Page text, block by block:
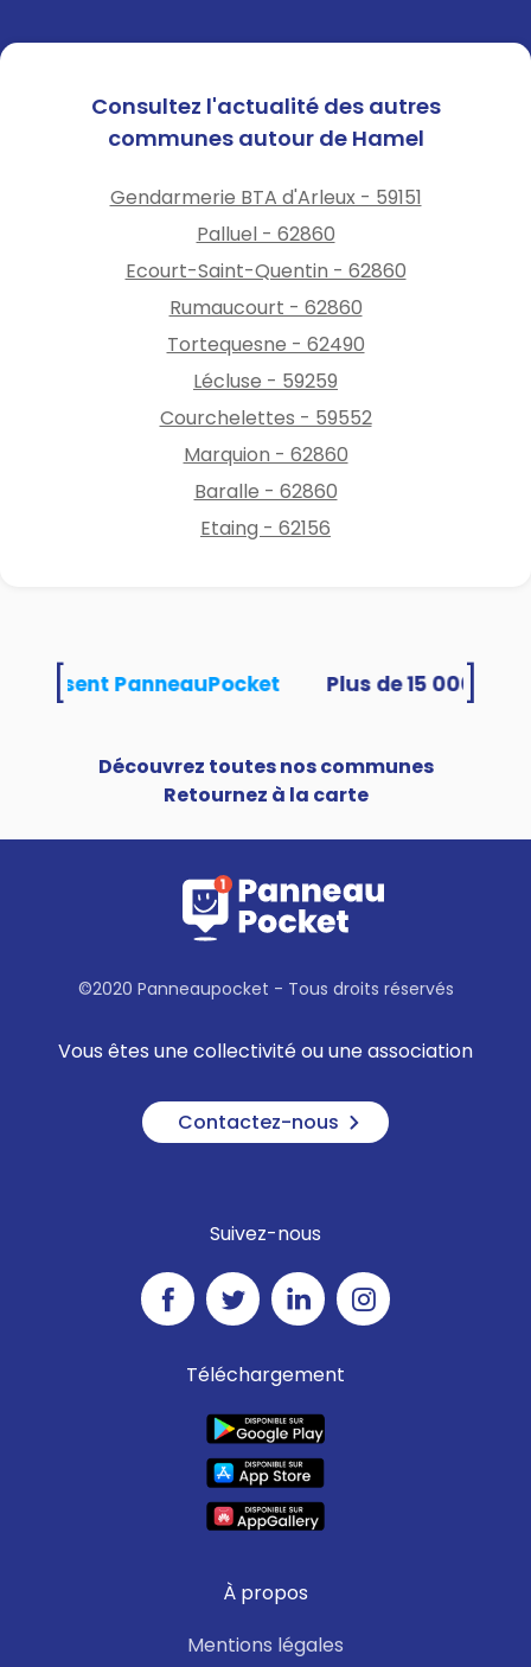
Consultez l'actualité des autres
communes autour de Hamel
Gendarmerie BTA d'Arleux - 59151
Palluel - 62860
Ecourt-Saint-Quentin - 62860
Rumaucourt - 62860
Tortequesne - 62490
Lécluse - 59259
Courchelettes - 59552
Marquion - 62860
Baralle - 62860
Etaing - 62156
utilisent PanneauPocket
Découvrez toutes nos communes
Retournez à la carte
©2020 Panneaupocket - Tous droits réservés
Vous êtes une collectivité ou une association
Contactez-nous
Suivez-nous
Téléchargement
À propos
Mentions légales